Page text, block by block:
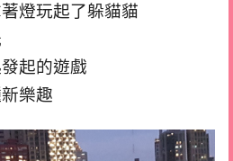
燈玩起了躲貓貓
起的遊戲
樂趣